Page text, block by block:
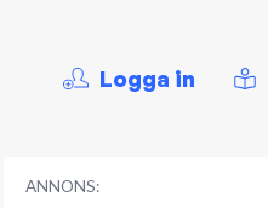
Logga in
ANNONS: